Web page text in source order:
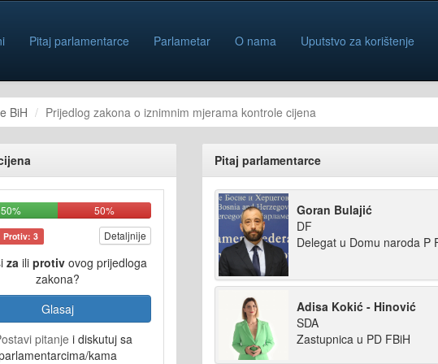
Pitaj parlamentarce Parlametar O nama Uputstvo za korištenje
BiH Prijedlog zakona o iznimnim mjerama kontrole cijena
50% 50%
Protiv: 3 Detaljnije
zaili protivovog prijedloga
zakona?
Glasaj
pitanje i diskutuj sa
kama
Pitaj parlamentarce
Goran Bulajić
DF
Delegat u Domu naroda P
Adisa Kokić - Hinović
SDA
Zastupnica u PD FBiH